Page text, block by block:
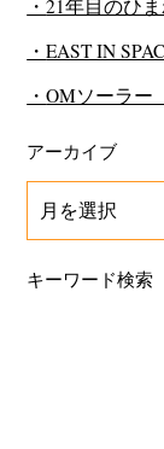
21年目の
EAST IN
OMソーラ
アーカイブ
キーワード検索